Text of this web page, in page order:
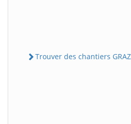
Trouver des chantiers